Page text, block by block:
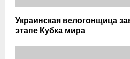
Украинская велогонщица
этапе Кубка мира